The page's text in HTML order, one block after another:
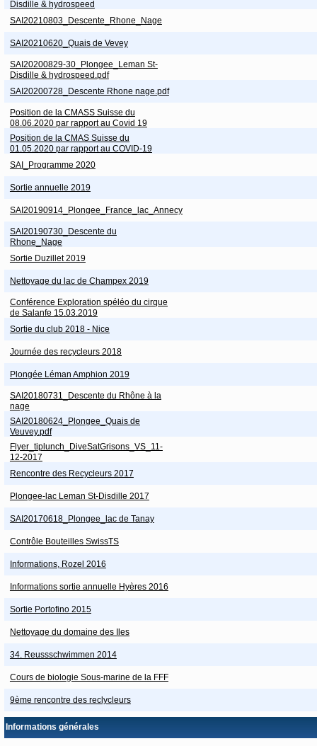
Disdille & hydrospeed
SAI20210803_Descente_Rhone_Nage
SAI20210620_Quais de Vevey
SAI20200829-30_Plongee_Leman St-
Disdille & hydrospeed.pdf
SAI20200728_Descente Rhone nage.pdf
Position de la CMASS Suisse du
08.06.2020 par rapport au Covid 19
Position de la CMAS Suisse du
01.05.2020 par rapport au COVID-19
SAI_Programme 2020
Sortie annuelle 2019
SAI20190914_Plongee_France_lac_Annecy
SAI20190730_Descente du
Rhone_Nage
Sortie Duzillet 2019
Nettoyage du lac de Champex 2019
Conférence Exploration spéléo du cirque
de Salanfe 15.03.2019
Sortie du club 2018 - Nice
Journée des recycleurs 2018
Plongée Léman Amphion 2019
SAI20180731_Descente du Rhône à la
nage
SAI20180624_Plongee_Quais de
Veuvey.pdf
Flyer_tiplunch_DiveSatGrisons_VS_11-
12-2017
Rencontre des Recycleurs 2017
Plongee-lac Leman St-Disdille 2017
SAI20170618_Plongee_lac de Tanay
Contrôle Bouteilles SwissTS
Informations, Rozel 2016
Informations sortie annuelle Hyères 2016
Sortie Portofino 2015
Nettoyage du domaine des Iles
34. Reussschwimmen 2014
Cours de biologie Sous-marine de la FFF
9ème rencontre des reclycleurs
Informations générales